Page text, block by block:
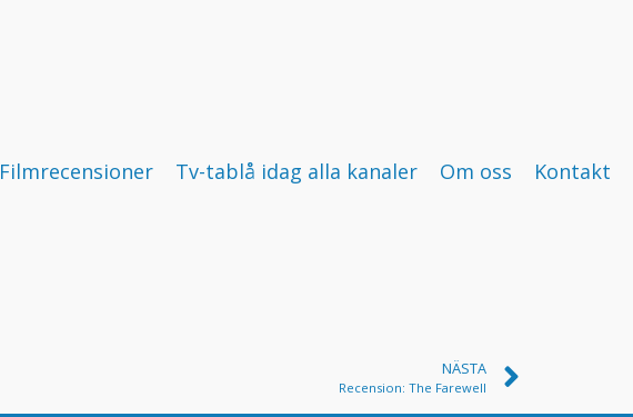
Filmrecensioner Tv-tablå idag alla kanaler Om oss Kontakt
NÄSTA
Recension: The Farewell